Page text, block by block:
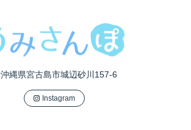
沖縄県宮古島市城辺砂川157-6
Instagram